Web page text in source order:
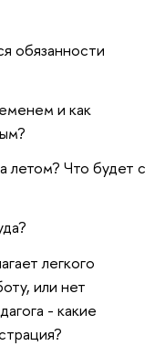
обязанности
и как
летом? Что будет с
легкого
или нет
- какие